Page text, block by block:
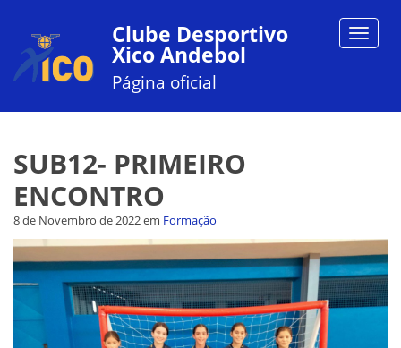
Toggle
Clube Desportivo
Xico Andebol
Página oficial
SUB12- PRIMEIRO
ENCONTRO
8 de Novembro de 2022em Formação